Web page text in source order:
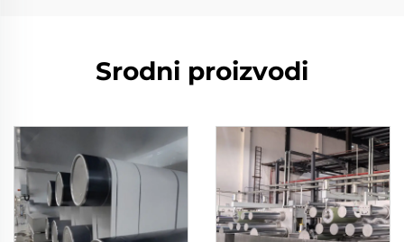
Srodni proizvodi